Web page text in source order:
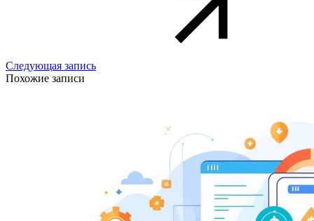
Следующая запись
Похожие записи